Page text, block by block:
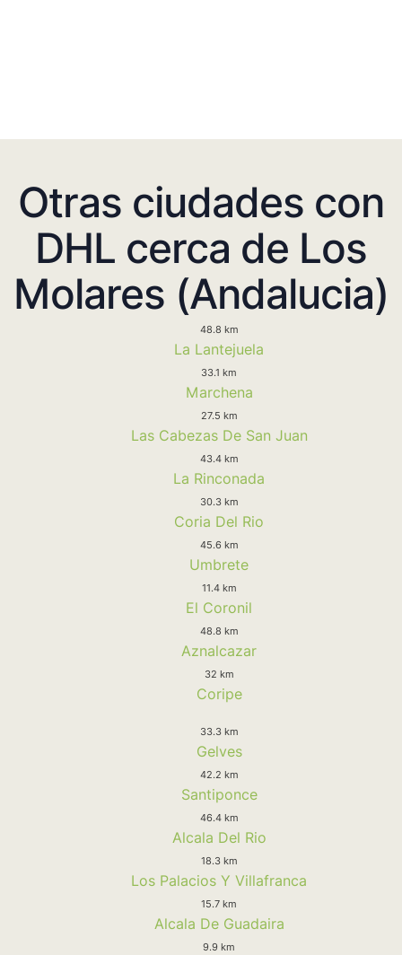
Otras ciudades con
DHL cerca de Los
Molares (Andalucia)
48.8 km
La Lantejuela
33.1 km
Marchena
27.5 km
Las Cabezas De San Juan
43.4 km
La Rinconada
30.3 km
Coria Del Rio
45.6 km
Umbrete
11.4 km
El Coronil
48.8 km
Aznalcazar
32 km
Coripe
33.3 km
Gelves
42.2 km
Santiponce
46.4 km
Alcala Del Rio
18.3 km
Los Palacios Y Villafranca
15.7 km
Alcala De Guadaira
9.9 km